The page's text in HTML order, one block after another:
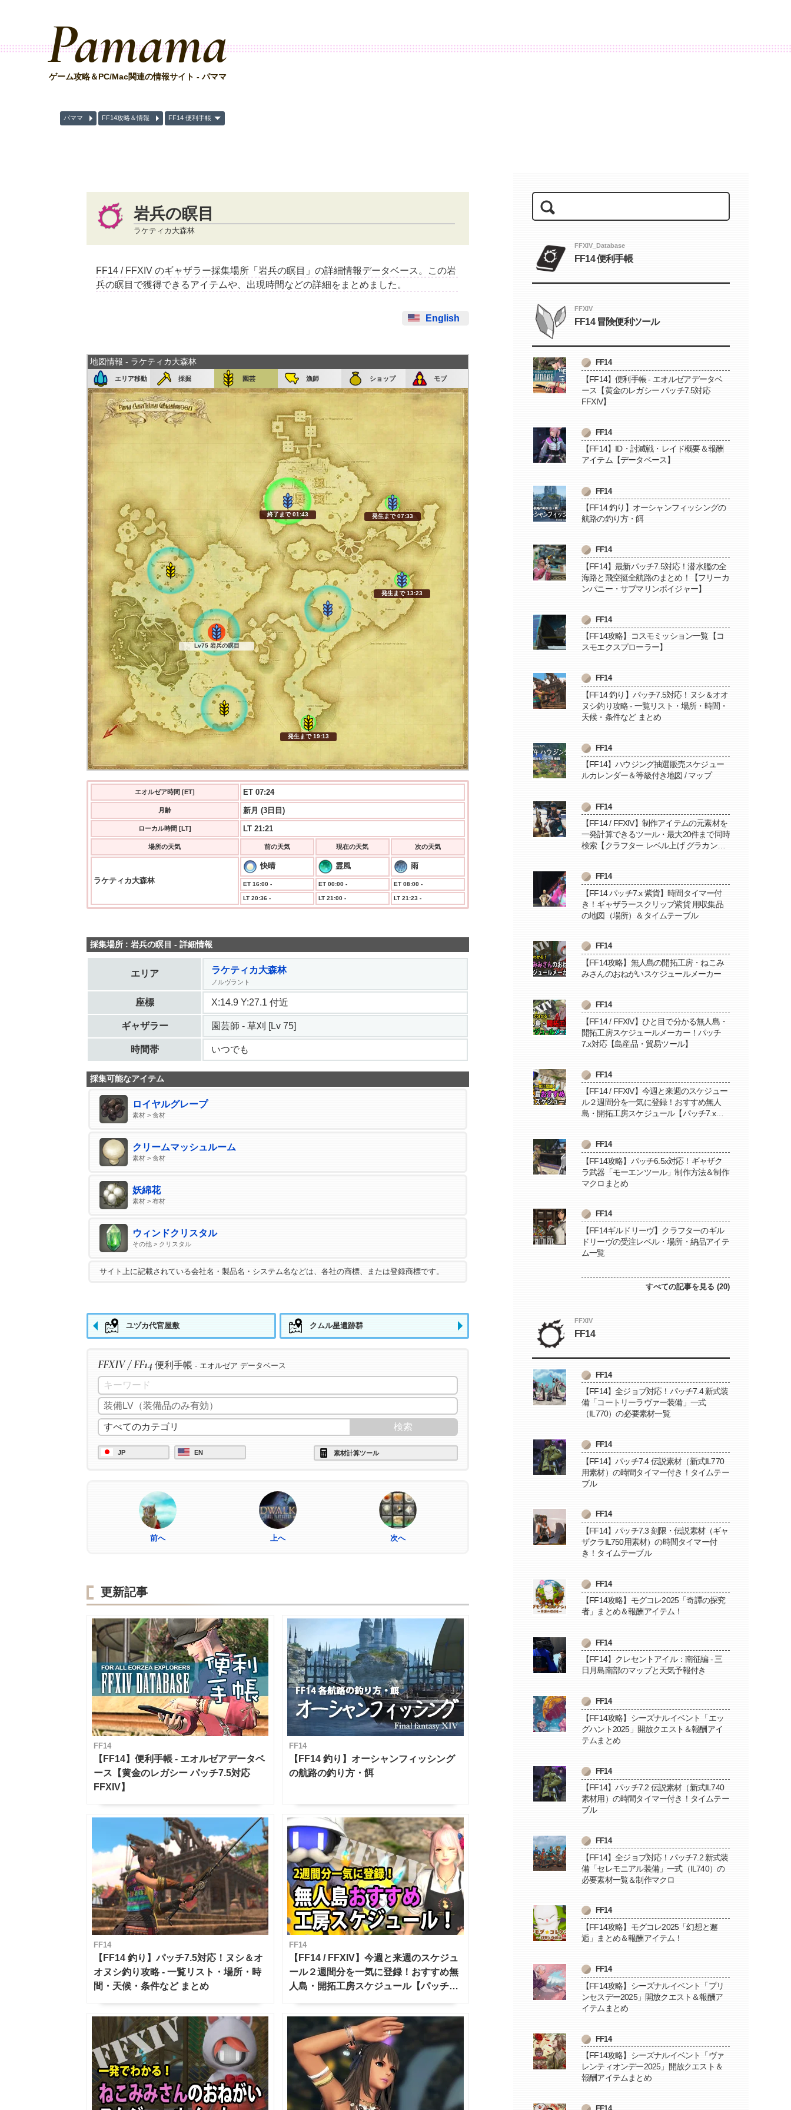
Pamama
ゲーム攻略＆PC/Mac関連の情報サイト - パママ
パママ FF14攻略＆情報 FF14 便利手帳
岩兵の瞑目
ラケティカ大森林
FF14 / FFXIV のギャザラー採集場所「岩兵の瞑目」の詳細情報データベース。この岩
兵の瞑目で獲得できるアイテムや、出現時間などの詳細をまとめました。
English
地図情報 - ラケティカ大森林
エリア移動 採掘 園芸 漁師 ショップ モブ
発生まで 19:12
Lv75 岩兵の瞑目
終了まで 01:42
発生まで 13:22
発生まで 07:32
エオルゼア時間 [ET] ET 07:25
月齢 新月 (3日目)
ローカル時間 [LT] LT 21:21
場所の天気 前の天気 現在の天気 次の天気
ラケティカ大森林
快晴 霊風 雨
ET 16:00 - ET 00:00 - ET 08:00 -
LT 20:36 - LT 21:00 - LT 21:23 -
採集場所 : 岩兵の瞑目 - 詳細情報
エリア ラケティカ大森林
ノルヴラント
座標 X:14.9 Y:27.1 付近
ギャザラー 園芸師 - 草刈 [Lv 75]
時間帯 いつでも
採集可能なアイテム
ロイヤルグレープ
素材 > 食材
クリームマッシュルーム
素材 > 食材
妖綿花
素材 > 布材
ウィンドクリスタル
その他 > クリスタル
サイト上に記載されている会社名・製品名・システム名などは、各社の商標、または登録商標です。
ユヅカ代官屋敷 クムル星遺跡群
FFXIV / FF14 便利手帳 - エオルゼア データベース
JP EN 素材計算ツール
前へ 上へ 次へ
更新記事
FF14
【FF14】便利手帳 - エオルゼアデータベ
ース【黄金のレガシー パッチ7.5対応
FFXIV】
FF14
【FF14 釣り】オーシャンフィッシング
の航路の釣り方・餌
FF14
【FF14 釣り】パッチ7.5対応！ヌシ＆オ
オヌシ釣り攻略 - 一覧リスト・場所・時
間・天候・条件など まとめ
FF14
【FF14 / FFXIV】今週と来週のスケジュ
ール２週間分を一気に登録！おすすめ無
人島・開拓工房スケジュール【パッチ7.x
FFXIV_Database
FF14 便利手帳
FFXIV
FF14 冒険便利ツール
FF14
【FF14】便利手帳 - エオルゼアデータベ
ース【黄金のレガシー パッチ7.5対応
FFXIV】
FF14
【FF14】ID・討滅戦・レイド概要＆報酬
アイテム【データベース】
FF14
【FF14 釣り】オーシャンフィッシングの
航路の釣り方・餌
FF14
【FF14】最新パッチ7.5対応！潜水艦の全
海路と飛空挺全航路のまとめ！【フリーカ
ンパニー・サブマリンボイジャー】
FF14
【FF14攻略】コスモミッション一覧【コ
スモエクスプローラー】
FF14
【FF14 釣り】パッチ7.5対応！ヌシ＆オオ
ヌシ釣り攻略 - 一覧リスト・場所・時間・
天候・条件など まとめ
FF14
【FF14】ハウジング抽選販売スケジュー
ルカレンダー＆等級付き地図 / マップ
FF14
【FF14 / FFXIV】制作アイテムの元素材を
一発計算できるツール・最大20件まで同時
検索【クラフター レベル上げ グラカン納
FF14
【FF14 パッチ7.x 紫貨】時間タイマー付
き！ギャザラースクリップ紫貨 用収集品
の地図（場所）＆タイムテーブル
FF14
【FF14攻略】無人島の開拓工房・ねこみ
みさんのおねがいスケジュールメーカー
FF14
【FF14 / FFXIV】ひと目で分かる無人島・
開拓工房スケジュールメーカー！パッチ
7.x対応【島産品・貿易ツール】
FF14
【FF14 / FFXIV】今週と来週のスケジュー
ル２週間分を一気に登録！おすすめ無人
島・開拓工房スケジュール【パッチ7.x対
FF14
【FF14攻略】パッチ6.5x対応！ギャザク
ラ武器「モーエンツール」制作方法＆制作
マクロまとめ
FF14
【FF14ギルドリーヴ】クラフターのギル
ドリーヴの受注レベル・場所・納品アイテ
ム一覧
すべての記事を見る (20)
FFXIV
FF14
FF14
【FF14】全ジョブ対応！パッチ7.4 新式装
備「コートリーラヴァー装備」一式
（IL770）の必要素材一覧
FF14
【FF14】パッチ7.4 伝説素材（新式IL770
用素材）の時間タイマー付き！タイムテー
ブル
FF14
【FF14】パッチ7.3 刻限・伝説素材（ギャ
ザクラIL750用素材）の時間タイマー付
き！タイムテーブル
FF14
【FF14攻略】モグコレ2025「奇譚の探究
者」まとめ＆報酬アイテム！
FF14
【FF14】クレセントアイル：南征編 - 三
日月島南部のマップと天気予報付き
FF14
【FF14攻略】シーズナルイベント「エッ
グハント2025」開放クエスト＆報酬アイ
テムまとめ
FF14
【FF14】パッチ7.2 伝説素材（新式IL740
素材用）の時間タイマー付き！タイムテー
ブル
FF14
【FF14】全ジョブ対応！パッチ7.2 新式装
備「セレモニアル装備」一式（IL740）の
必要素材一覧＆制作マクロ
FF14
【FF14攻略】モグコレ2025「幻想と邂
逅」まとめ＆報酬アイテム！
FF14
【FF14攻略】シーズナルイベント「プリ
ンセスデー2025」開放クエスト＆報酬ア
イテムまとめ
FF14
【FF14攻略】シーズナルイベント「ヴァ
レンティオンデー2025」開放クエスト＆
報酬アイテムまとめ